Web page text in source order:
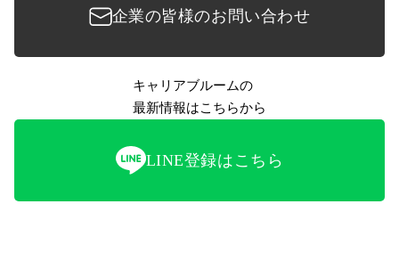
企業の皆様のお問い合わせ
キャリアブルームの
最新情報はこちらから
LINE登録はこちら